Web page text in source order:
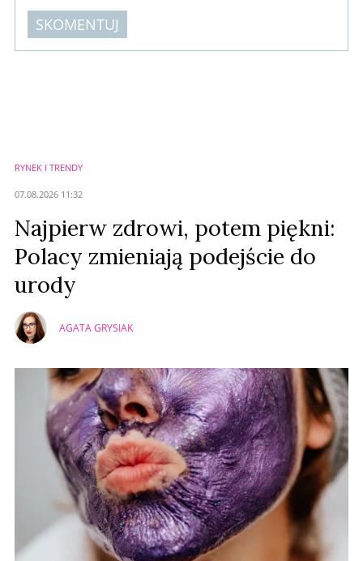
SKOMENTUJ
RYNEK I TRENDY
07.08.2026 11:32
Najpierw zdrowi, potem piękni:
Polacy zmieniają podejście do
urody
AGATA GRYSIAK